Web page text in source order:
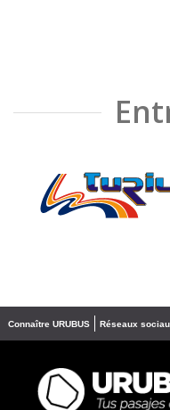
❮
Connaître URUBUS Réseaux